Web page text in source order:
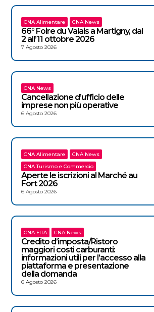
CNA Alimentare CNA News
66° Foire du Valais a Martigny, dal
2 all’11 ottobre 2026
7 Agosto 2026
CNA News
Cancellazione d’ufficio delle
imprese non più operative
6 Agosto 2026
CNA Alimentare
CNA News
CNA Turismo e Commercio
Aperte le iscrizioni al Marché au
Fort 2026
6 Agosto 2026
CNA FITA CNA News
Credito d’imposta/Ristoro
maggiori costi carburanti:
informazioni utili per l’accesso alla
piattaforma e presentazione
della domanda
6 Agosto 2026